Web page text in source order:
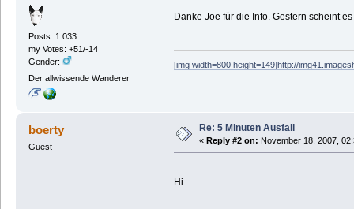
Posts: 1.033
my Votes: +51/-14
Gender:
Der allwissende Wanderer
Danke Joe für die Info. Gestern scheint
[img width=800 height=149]http://
boerty
Guest
Re: 5 Minuten Ausfall
« Reply #2 on: November 18, 2007,
Hi